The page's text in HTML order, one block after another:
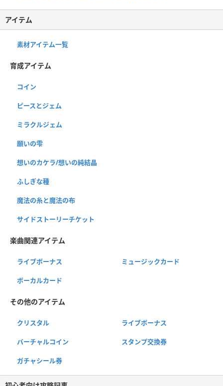
アイテム
素材アイテム一覧
育成アイテム
コイン
ピースとジェム
ミラクルジェム
願いの雫
想いのカケラ/想いの純結晶
ふしぎな種
魔法の糸と魔法の布
サイドストーリーチケット
楽曲関連アイテム
ライブボーナス ミュージックカード
ボーカルカード
その他のアイテム
クリスタル ライブボーナス
バーチャルコイン スタンプ交換券
ガチャシール券